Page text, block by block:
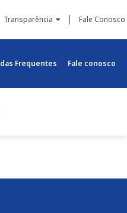
Transparência Fale Conosco
Frequentes Fale conosco